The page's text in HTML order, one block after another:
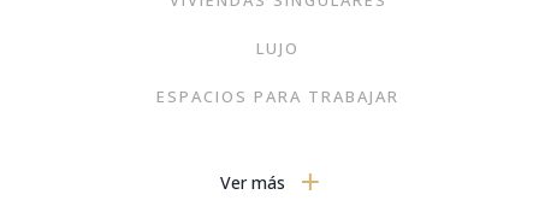
LUJO
ESPACIOS PARA TRABAJAR
EXPERIENCIAS EN CASA
Ver más